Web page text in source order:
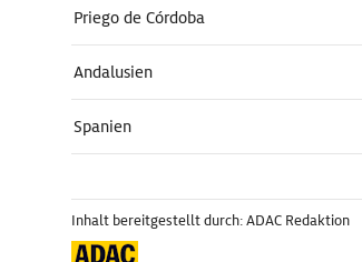
Priego de Córdoba
Andalusien
Spanien
Inhalt bereitgestellt durch: ADAC Redaktion